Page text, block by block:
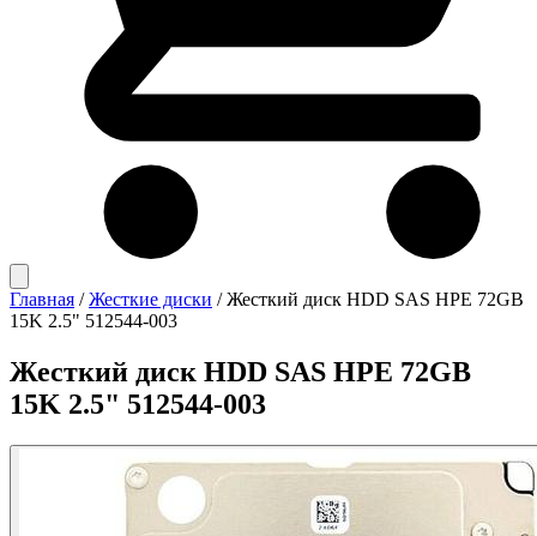
Главная / Жесткие диски / Жесткий диск HDD SAS HPE 72GB
15K 2.5" 512544-003
Жесткий диск HDD SAS HPE 72GB
15K 2.5" 512544-003